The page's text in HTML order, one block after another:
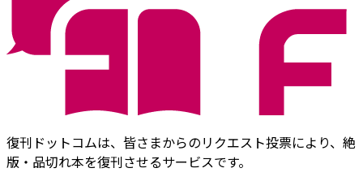
復刊ドットコムは、皆さまからのリクエスト投票により、絶
版・品切れ本を復刊させるサービスです。